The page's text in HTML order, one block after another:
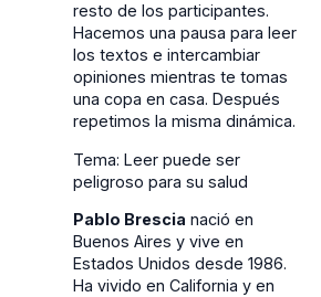
resto de los participantes.
Hacemos una pausa para leer
los textos e intercambiar
opiniones mientras te tomas
una copa en casa. Después
repetimos la misma dinámica.
Tema: Leer puede ser
peligroso para su salud
Pablo Brescia nació en
Buenos Aires y vive en
Estados Unidos desde 1986.
Ha vivido en California y en